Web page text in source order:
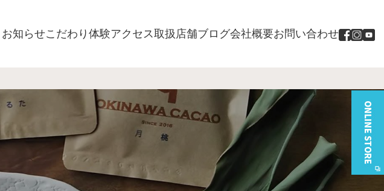
お知らせこだわり 体験アクセス取扱店舗ブログ会社概要お問い合わせ